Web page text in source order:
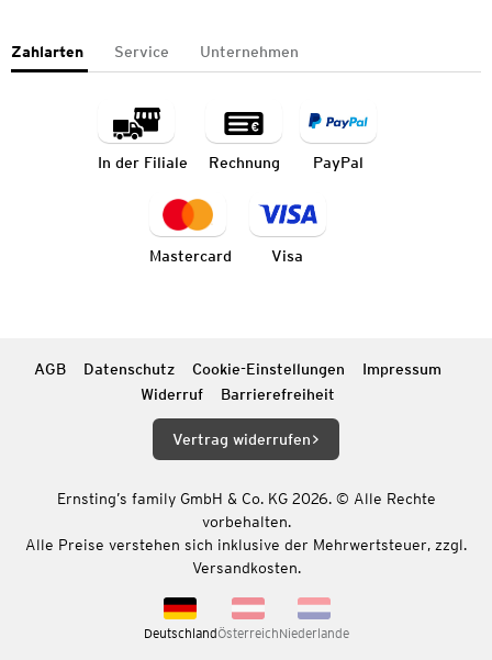
Zahlarten Service Unternehmen
In der Filiale Rechnung PayPal
Mastercard Visa
AGB Datenschutz Cookie-Einstellungen
Impressum
Widerruf
Barrierefreiheit
Vertrag widerrufen
Ernsting’s family GmbH & Co. KG 2026. © Alle Rechte
vorbehalten.
Alle Preise verstehen sich inklusive der Mehrwertsteuer, zzgl.
Versandkosten.
DeutschlandÖsterreichNiederlande